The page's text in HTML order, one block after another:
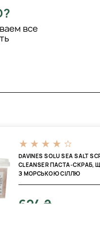
все
DAVINES SOLU SEA SALT
CLEANSER ПАСТА-
З МОРСЬКОЮ СІЛЛЮ
624 ₴